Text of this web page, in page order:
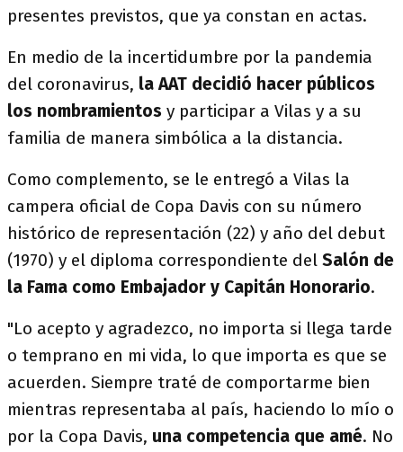
presentes previstos, que ya constan en actas.
En medio de la incertidumbre por la pandemia
del coronavirus, la AAT decidió hacer públicos
los nombramientos y participar a Vilas y a su
familia de manera simbólica a la distancia.
Como complemento, se le entregó a Vilas la
campera oficial de Copa Davis con su número
histórico de representación (22) y año del debut
(1970) y el diploma correspondiente del Salón de
la Fama como Embajador y Capitán Honorario.
"Lo acepto y agradezco, no importa si llega tarde
o temprano en mi vida, lo que importa es que se
acuerden. Siempre traté de comportarme bien
mientras representaba al país, haciendo lo mío o
por la Copa Davis, una competencia que amé. No